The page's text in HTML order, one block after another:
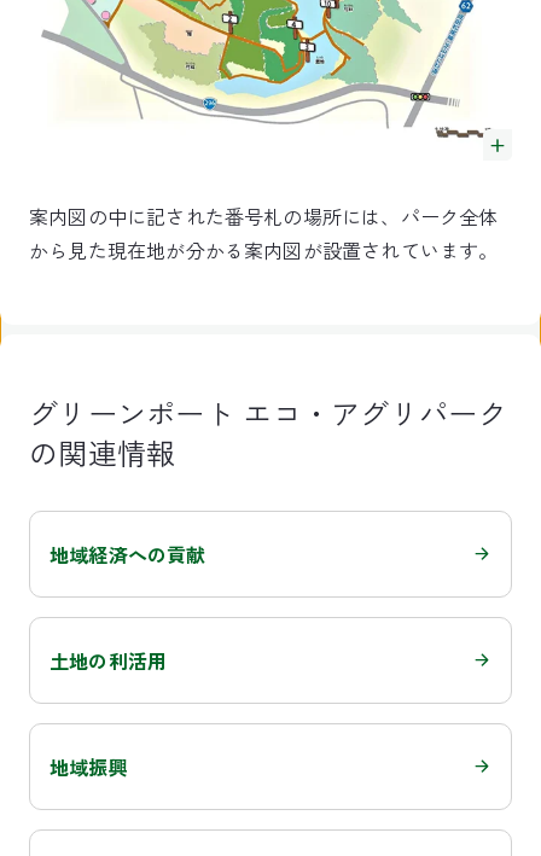
案内図の中に記された番号札の場所には、パーク全体
から見た現在地が分かる案内図が設置されています。
グリーンポート エコ・アグリパーク
の関連情報
地域経済への貢献
土地の利活用
地域振興